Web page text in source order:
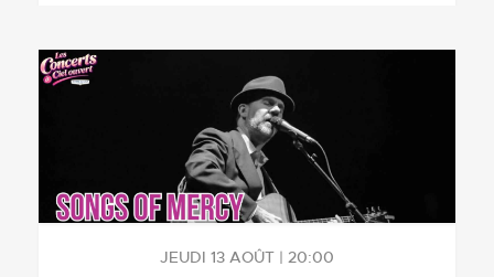
JEUDI 13 AOÛT | 20:00